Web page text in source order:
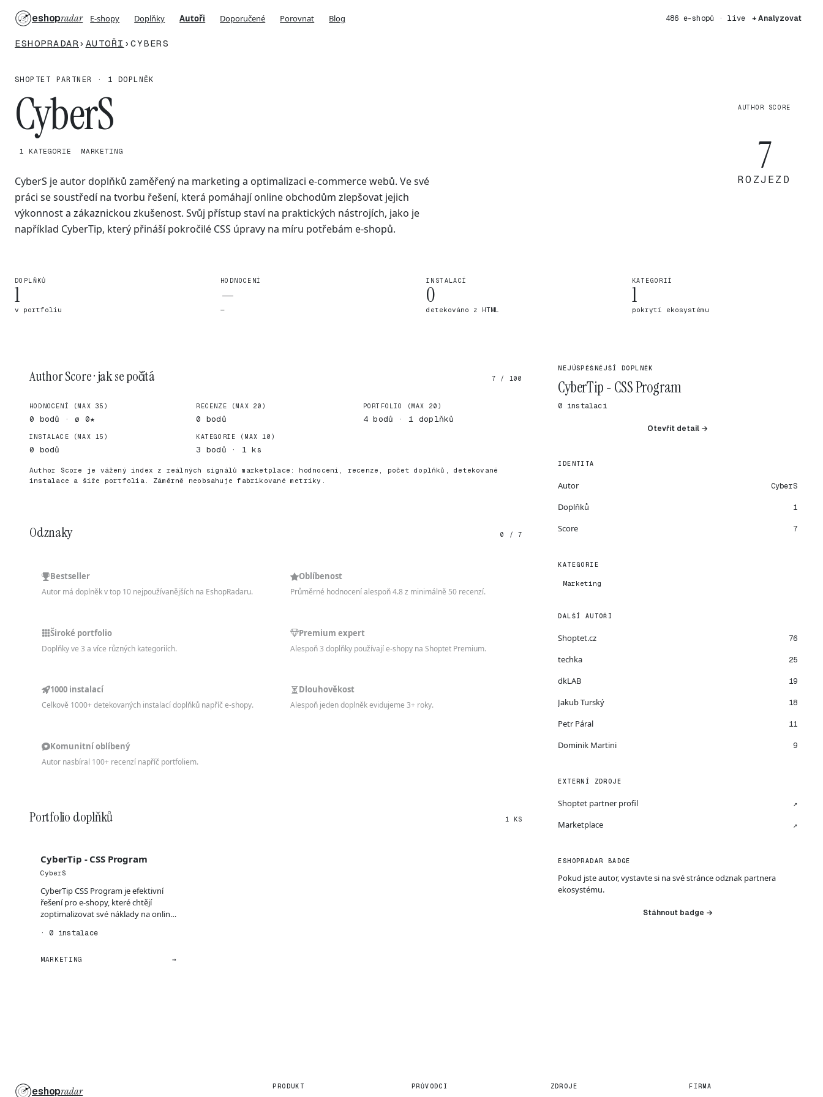
eshopradar E-shopy Doplňky Autoři Doporučené Porovnat Blog 486 e-shopů · live + Analyzovat
ESHOPRADAR › AUTOŘI › CYBERS
SHOPTET PARTNER · 1 DOPLNĚK
CyberS
1 KATEGORIE MARKETING
CyberS je autor doplňků zaměřený na marketing a optimalizaci e-commerce webů. Ve své
práci se soustředí na tvorbu řešení, která pomáhají online obchodům zlepšovat jejich
výkonnost a zákaznickou zkušenost. Svůj přístup staví na praktických nástrojích, jako je
například CyberTip, který přináší pokročilé CSS úpravy na míru potřebám e-shopů.
AUTHOR SCORE
7
ROZJEZD
DOPLŇKŮ
1
v portfoliu
HODNOCENÍ
—
—
INSTALACÍ
0
detekováno z HTML
KATEGORIÍ
1
pokrytí ekosystému
Author Score · jak se počítá 7 / 100
HODNOCENÍ (MAX 35)
0 bodů · ø 0★
RECENZE (MAX 20)
0 bodů
PORTFOLIO (MAX 20)
4 bodů · 1 doplňků
INSTALACE (MAX 15)
0 bodů
KATEGORIE (MAX 10)
3 bodů · 1 ks
Author Score je vážený index z reálných signálů marketplace: hodnocení, recenze, počet doplňků, detekované
instalace a šíře portfolia. Záměrně neobsahuje fabrikované metriky.
Odznaky 0 / 7
Bestseller
Autor má doplněk v top 10 nejpoužívanějších na EshopRadaru.
Oblíbenost
Průměrné hodnocení alespoň 4.8 z minimálně 50 recenzí.
Široké portfolio
Doplňky ve 3 a více různých kategoriích.
Premium expert
Alespoň 3 doplňky používají e-shopy na Shoptet Premium.
1000 instalací
Celkově 1000+ detekovaných instalací doplňků napříč e-shopy.
Dlouhověkost
Alespoň jeden doplněk evidujeme 3+ roky.
Komunitní oblíbený
Autor nasbíral 100+ recenzí napříč portfoliem.
Portfolio doplňků 1 KS
CyberTip - CSS Program
CyberS
CyberTip CSS Program je efektivní
řešení pro e-shopy, které chtějí
zoptimalizovat své náklady na online
· 0 instalace
MARKETING →
NEJÚSPĚŠNĚJŠÍ DOPLNĚK
CyberTip - CSS Program
0 instalací
Otevřít detail →
IDENTITA
Autor CyberS
Doplňků 1
Score 7
KATEGORIE
Marketing
DALŠÍ AUTOŘI
Shoptet.cz 76
techka 25
dkLAB 19
Jakub Turský 18
Petr Páral 11
Dominik Martini 9
EXTERNÍ ZDROJE
Shoptet partner profil ↗
Marketplace ↗
ESHOPRADAR BADGE
Pokud jste autor, vystavte si na své stránce odznak partnera
ekosystému.
Stáhnout badge →
eshopradar PRODUKT PRŮVODCI ZDROJE FIRMA